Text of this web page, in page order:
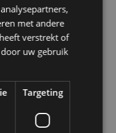
Vacherin of een
perfect voor een zomers
Louis Vuitton
Saint-Tropez –
& diner – reserveren
met andere
verstrekt of
uw gebruik
Targeting